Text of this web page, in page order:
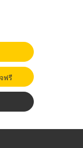
ฟรี